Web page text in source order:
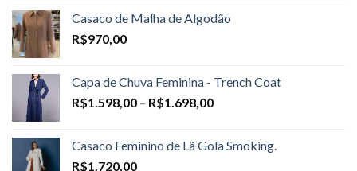
Casaco de Malha de Algodão
R$970,00
Capa de Chuva Feminina - Trench Coat
R$1.598,00 – R$1.698,00Price
through
Casaco Feminino de Lã Gola Smoking.
R$1.720,00